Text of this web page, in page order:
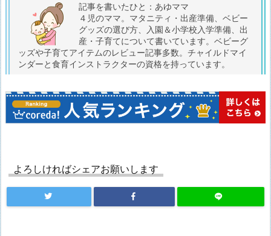
記事を書いたひと：あゆママ
４児のママ。マタニティ・出産準備、ベビー
グッズの選び方、入園＆小学校入学準備、出
産・子育てについて書いています。ベビーグ
ッズや子育てアイテムのレビュー記事多数。チャイルドマイ
ンダーと食育インストラクターの資格を持っています。
よろしければシェアお願いします